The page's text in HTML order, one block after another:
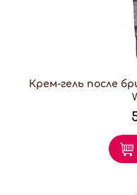
Крем-гель после